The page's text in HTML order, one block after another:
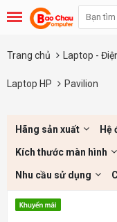
Trang chủ Laptop -
Laptop HP Pavilion
Hãng sản xuất Hệ
Kích thước màn hình
Nhu cầu sử dụng